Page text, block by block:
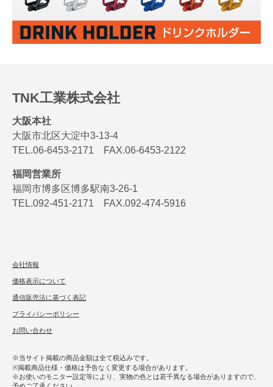
TNK工業株式会社
大阪本社
大阪市北区大淀中3-13-4
TEL.06-6453-2171 FAX.06-6453-2122
福岡営業所
福岡市博多区博多駅南3-26-1
TEL.092-451-2171 FAX.092-474-5916
会社情報
価格表示について
通信販売法に基づく表記
プライバシーポリシー
お問い合わせ
※当サイト掲載の商品金額は全て税込みです。
※掲載商品仕様・価格は予告なく変更する場合があります。
※お使いのモニター設定等により、実物の色とは若干異なる場合がありますので、